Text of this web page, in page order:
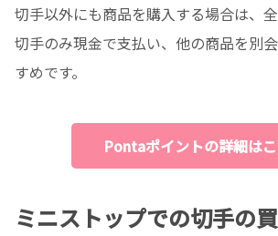
切手以外にも商品を購入する場合は、
切手のみ現金で支払い、他の商品を別
すめです。
Pontaポイントの詳細は
ミニストップでの切手の